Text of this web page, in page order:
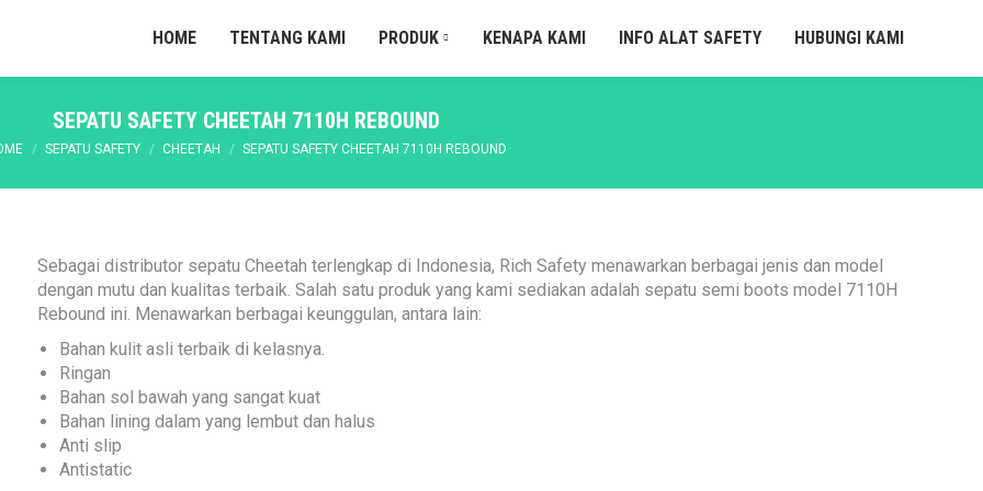
HOME TENTANG KAMI PRODUK KENAPA KAMI INFO ALAT SAFETY HUBUNGI KAMI
SEPATU SAFETY CHEETAH 7110H REBOUND
are here:
SEPATU SAFETY CHEETAH SEPATU SAFETY CHEETAH 7110H REBOUND
Sebagai distributor sepatu Cheetah terlengkap di Indonesia, Rich Safety menawarkan berbagai jenis dan model
dengan mutu dan kualitas terbaik. Salah satu produk yang kami sediakan adalah sepatu semi boots model 7110H
Rebound ini. Menawarkan berbagai keunggulan, antara lain:
Bahan kulit asli terbaik di kelasnya.
Ringan
Bahan sol bawah yang sangat kuat
Bahan lining dalam yang lembut dan halus
Anti slip
Antistatic